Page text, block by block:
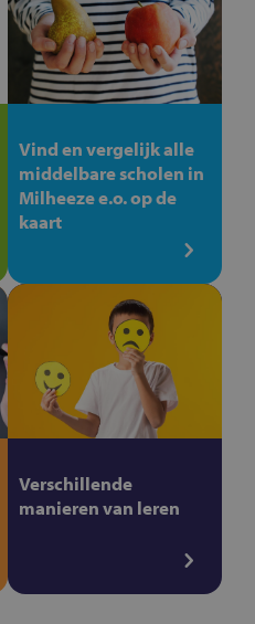
Vind en vergelijk alle
middelbare scholen in
Milheeze e.o. op de
kaart
Verschillende
manieren van leren